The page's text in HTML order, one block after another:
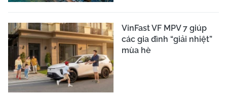
VinFast VF MPV 7 giúp
các gia đình “giải nhiệt”
mùa hè